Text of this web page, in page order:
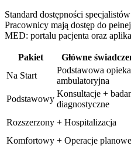
Standard dostępności
Pracownicy mają dostęp do
MED: portalu pacjenta oraz
Pakiet Główne
Na Start
Podstawowa opieka
ambulatoryjna
Podstawowy
Konsultacje +
diagnostyczne
Rozszerzony + Hospitalizacja
Komfortowy + Operacje planowe